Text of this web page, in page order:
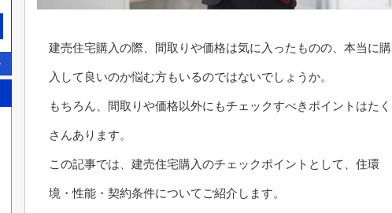
建売住宅購入の際、間取りや価格は気に入ったものの、本当に購
入して良いのか悩む方もいるのではないでしょうか。
もちろん、間取りや価格以外にもチェックすべきポイントはたく
さんあります。
この記事では、建売住宅購入のチェックポイントとして、住環
境・性能・契約条件についてご紹介します。